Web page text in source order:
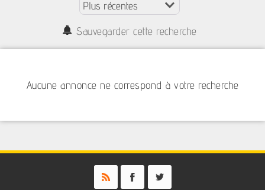
Sauvegarder cette recherche
Aucune annonce ne correspond à votre recherche